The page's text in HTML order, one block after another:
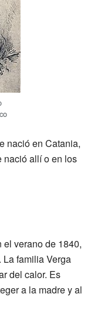
nació en Catania,
nació allí o en los
el verano de 1840,
familia Verga
del calor. Es
a la madre y al